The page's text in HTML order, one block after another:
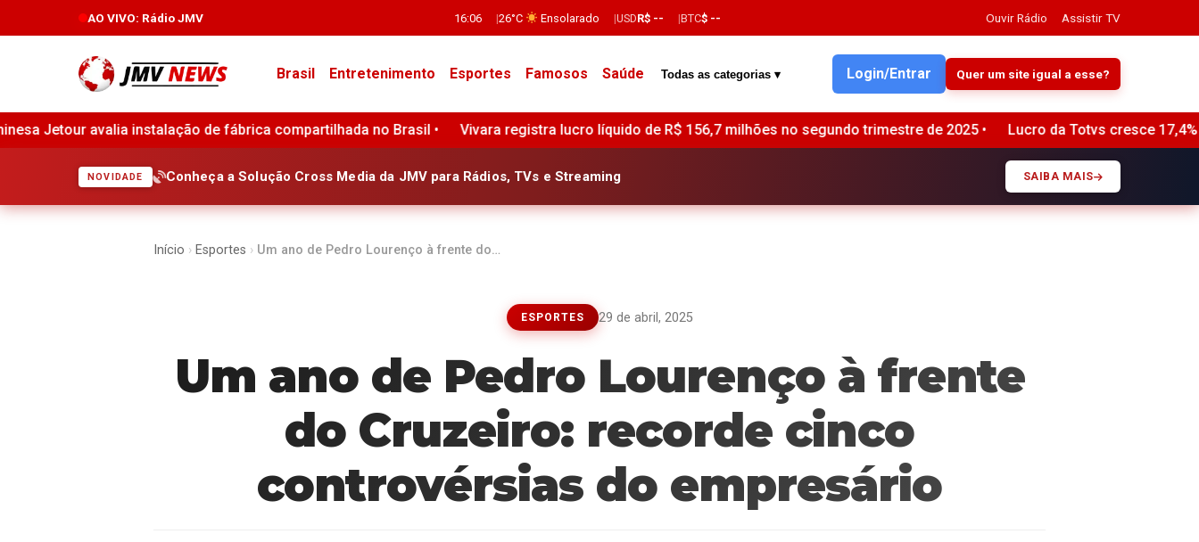
AO VIVO: Rádio JMV 16:06 26°C Ensolarado USDR$ -- BTC$ -- Ouvir Rádio Assistir TV
Brasil Entretenimento Esportes Famosos Saúde Todas as categorias ▾ Login/Entrar Quer um site igual a esse?
compartilhada no Brasil • Vivara registra lucro líquido de R$ 156,7 milhões no segundo trimestre de 2025 • Lucro da Totvs cresce 17,4% no segundo trimestre de 2026,
NOVIDADE Conheça a Solução Cross Media da JMV para Rádios, TVs e Streaming SAIBA MAIS
Início › Esportes › Um ano de Pedro Lourenço à frente do…
ESPORTES 29 de abril, 2025
Um ano de Pedro Lourenço à frente
do Cruzeiro: recorde cinco
controvérsias do empresário